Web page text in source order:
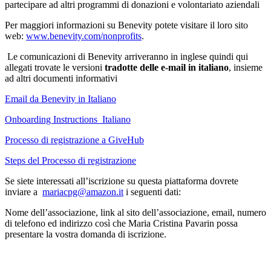
partecipare ad altri programmi di donazioni e volontariato aziendali
Per maggiori informazioni su Benevity potete visitare il loro sito
web: www.benevity.com/nonprofits.
Le comunicazioni di Benevity arriveranno in inglese quindi qui
allegati trovate le versioni tradotte delle e-mail in italiano, insieme
ad altri documenti informativi
Email da Benevity in Italiano
Onboarding Instructions_Italiano
Processo di registrazione a GiveHub
Steps del Processo di registrazione
Se siete interessati all’iscrizione su questa piattaforma dovrete
inviare a mariacpg@amazon.iti seguenti dati:
Nome dell’associazione, link al sito dell’associazione, email, numero
di telefono ed indirizzo così che Maria Cristina Pavarin possa
presentare la vostra domanda di iscrizione.